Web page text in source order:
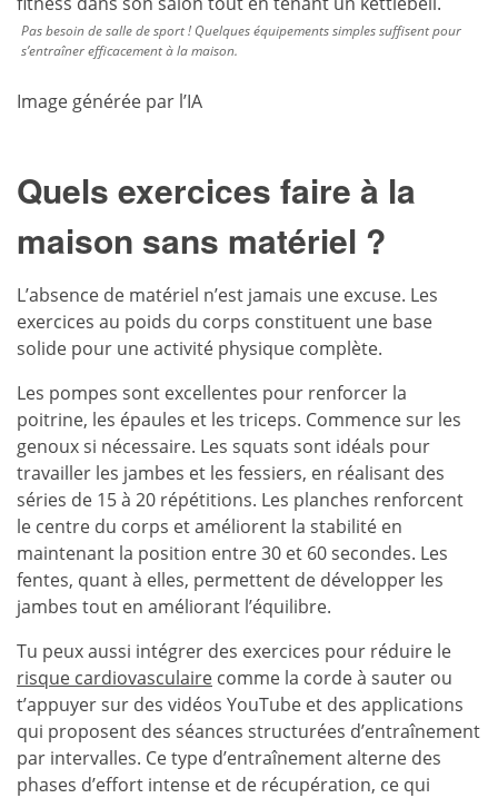
Pas besoin de salle de sport ! Quelques équipements simples suffisent pour
s’entraîner efficacement à la maison.
Image générée par l’IA
Quels exercices faire à la
maison sans matériel ?
L’absence de matériel n’est jamais une excuse. Les
exercices au poids du corps constituent une base
solide pour une activité physique complète.
Les pompes sont excellentes pour renforcer la
poitrine, les épaules et les triceps. Commence sur les
genoux si nécessaire. Les squats sont idéals pour
travailler les jambes et les fessiers, en réalisant des
séries de 15 à 20 répétitions. Les planches renforcent
le centre du corps et améliorent la stabilité en
maintenant la position entre 30 et 60 secondes. Les
fentes, quant à elles, permettent de développer les
jambes tout en améliorant l’équilibre.
Tu peux aussi intégrer des exercices pour réduire le
risque cardiovasculaire comme la corde à sauter ou
t’appuyer sur des vidéos YouTube et des applications
qui proposent des séances structurées d’entraînement
par intervalles. Ce type d’entraînement alterne des
phases d’effort intense et de récupération, ce qui